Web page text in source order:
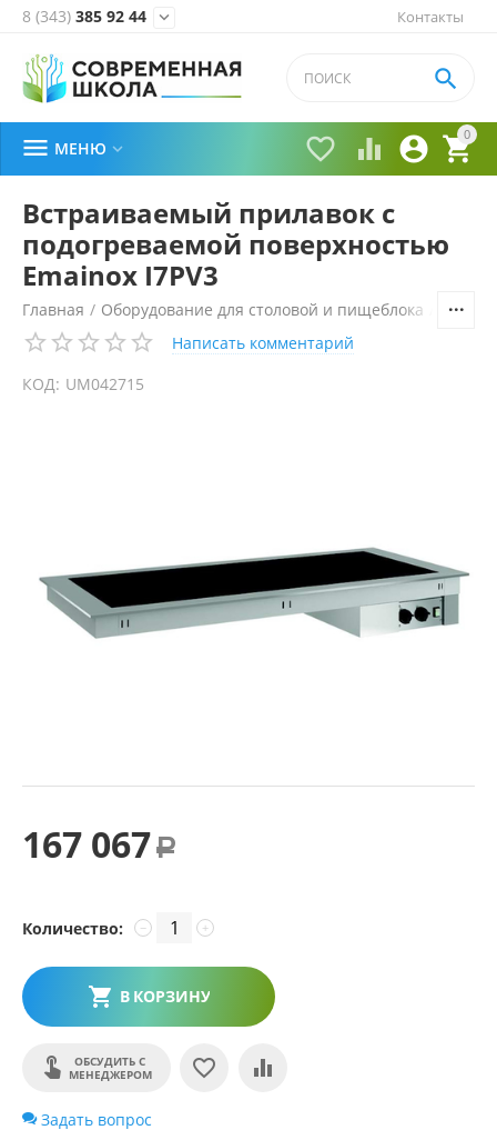
Контакты
8 (343) 385 92 44 
0


 

 МЕНЮ 
Встраиваемый прилавок с
подогреваемой поверхностью
Emainox I7PV3
Главная / Оборудование для столовой и пищеблока
Написать комментарий
КОД: UM042715
167 067 Р
Количество: +
−
В КОРЗИНУ
ОБСУДИТЬ С
МЕНЕДЖЕРОМ
Задать вопрос